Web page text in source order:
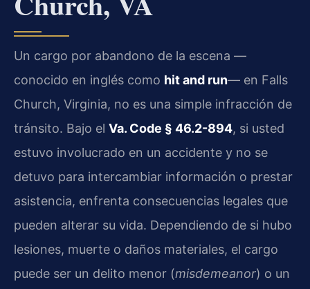
Un cargo por abandono de la escena —
conocido en inglés como hit and run— en Falls
Church, Virginia, no es una simple infracción de
tránsito. Bajo el Va. Code § 46.2-894, si usted
estuvo involucrado en un accidente y no se
detuvo para intercambiar información o prestar
asistencia, enfrenta consecuencias legales que
pueden alterar su vida. Dependiendo de si hubo
lesiones, muerte o daños materiales, el cargo
puede ser un delito menor (misdemeanor) o un